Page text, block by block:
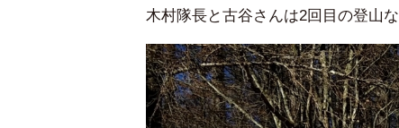
木村隊長と古谷さんは2回目の登山な